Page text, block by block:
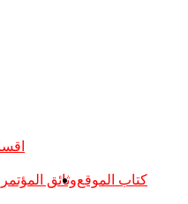
وثائقكتاب الموقع